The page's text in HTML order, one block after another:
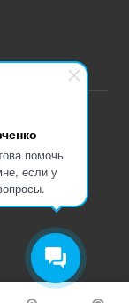
помочь
если у